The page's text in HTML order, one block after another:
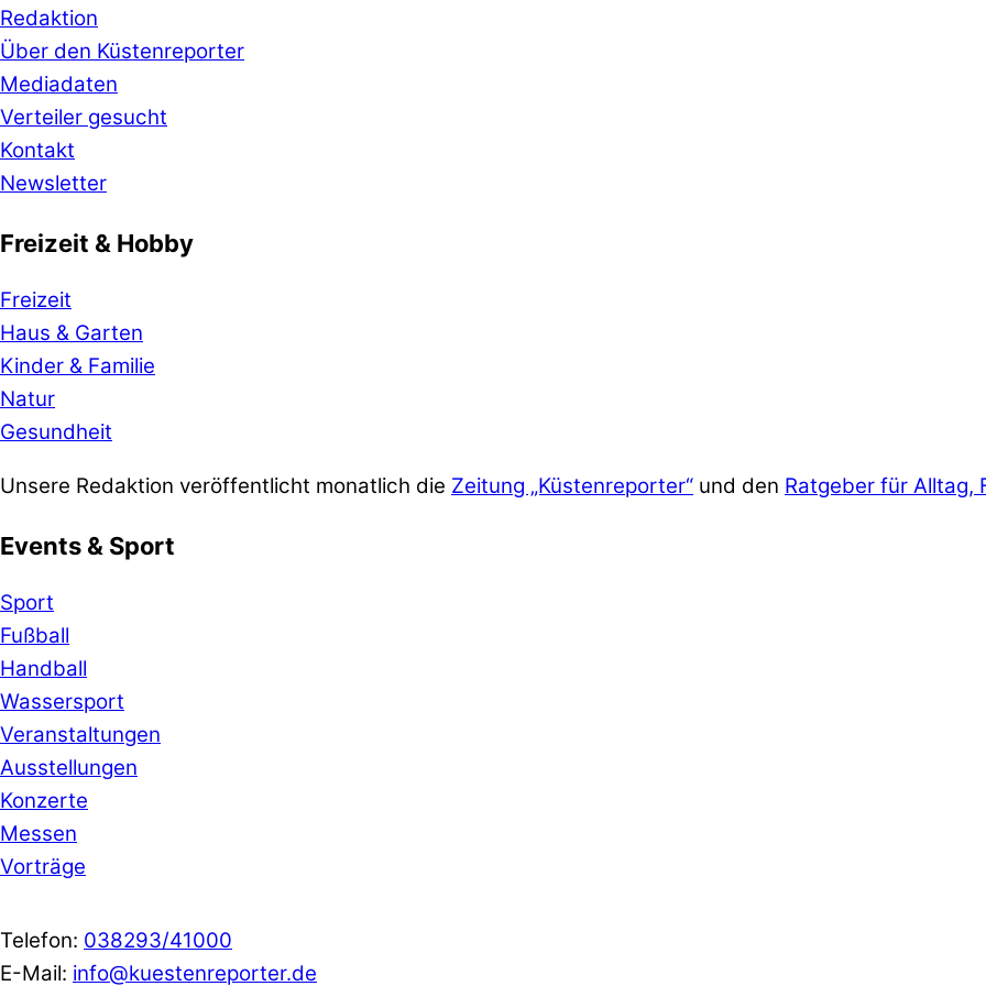
Redaktion
Über den Küstenreporter
Mediadaten
Verteiler gesucht
Kontakt
Newsletter
Freizeit & Hobby
Freizeit
Haus & Garten
Kinder & Familie
Natur
Gesundheit
Unsere Redaktion veröffentlicht monatlich die Zeitung „Küstenreporter“ und den Ratgeber für Alltag,
Events & Sport
Sport
Fußball
Handball
Wassersport
Veranstaltungen
Ausstellungen
Konzerte
Messen
Vorträge
Telefon: 038293/41000
E-Mail: info@kuestenreporter.de